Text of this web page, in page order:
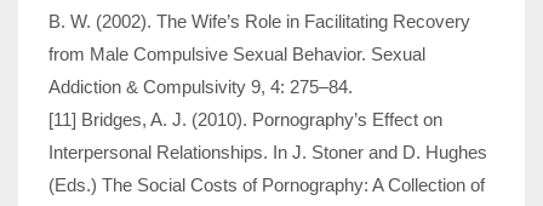
B. W. (2002). The Wife’s Role in Facilitating Recovery
from Male Compulsive Sexual Behavior. Sexual
Addiction & Compulsivity 9, 4: 275–84.
[11] Bridges, A. J. (2010). Pornography’s Effect on
Interpersonal Relationships. In J. Stoner and D. Hughes
(Eds.) The Social Costs of Pornography: A Collection of